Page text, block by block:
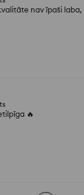
nav īpaši
🔥